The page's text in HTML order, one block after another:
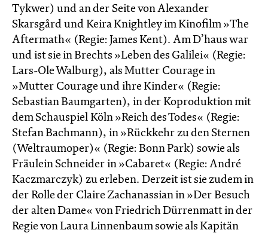
Tykwer) und an der Seite von Alexander
Skarsgård und Keira Knightley im Kinofilm »The
Aftermath« (Regie: James Kent). Am D’haus war
und ist sie in Brechts »Leben des Galilei« (Regie:
Lars-Ole Walburg), als Mutter Courage in
»Mutter Courage und ihre Kinder« (Regie:
Sebastian Baumgarten), in der Koproduktion mit
dem Schauspiel Köln »Reich des Todes« (Regie:
Stefan Bachmann), in »Rückkehr zu den Sternen
(Weltraumoper)« (Regie: Bonn Park) sowie als
Fräulein Schneider in »Cabaret« (Regie: André
Kaczmarczyk) zu erleben. Derzeit ist sie zudem in
der Rolle der Claire Zachanassian in »Der Besuch
der alten Dame« von Friedrich Dürrenmatt in der
Regie von Laura Linnenbaum sowie als Kapitän